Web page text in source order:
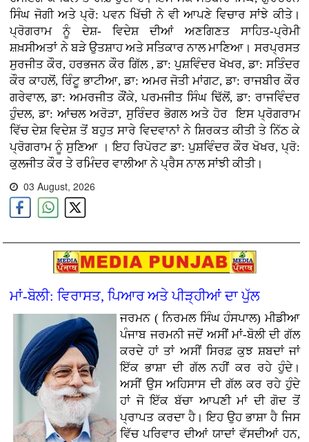
ਸਿੰਘ ਜੋਗੀ ਅਤੇ ਪ੍ਰੋ: ਪਵਨ ਖਿੱਚੀ ਨੇ ਵੀ ਆਪਣੇ ਵਿਚਾਰ ਸਾਂਝੇ ਕੀਤੇ।
ਪ੍ਰੋਗਰਾਮ ਨੂੰ ਦੇਸ਼- ਵਿਦੇਸ਼ ਦੀਆਂ ਅਣਗਿਣਤ ਸਾਹਿਤ-ਪ੍ਰੇਮੀ
ਸ਼ਖ਼ਸੀਅਤਾਂ ਨੇ ਬੜੇ ਉਤਸ਼ਾਹ ਅਤੇ ਸਤਿਕਾਰ ਨਾਲ ਮਾਣਿਆ। ਸਰਪ੍ਰਸਤ
ਸੁਰਜੀਤ ਕੌਰ, ਹਰਭਜਨ ਕੌਰ ਗਿੱਲ , ਡਾ: ਪੁਸ਼ਵਿੰਦਰ ਖੋਖਰ, ਡਾ: ਸਤਿੰਦਰ
ਕੌਰ ਕਾਹਲੋਂ, ਰਿੰਟੂ ਭਾਟੀਆ, ਡਾ: ਅਮਰ ਜੋਤੀ ਮਾਂਗਟ, ਡਾ: ਰਾਜਬੀਰ ਕੌਰ
ਗਰੇਵਾਲ, ਡਾ: ਅਮਰਜੀਤ ਕੌਂਕੇ, ਪਰਮਜੀਤ ਸਿੰਘ ਢਿੱਲੋਂ, ਡਾ: ਰਾਜਵਿੰਦਰ
ਹੁੰਦਲ, ਡਾ: ਆਂਚਲ ਅਰੋੜਾ, ਸੁਰਿੰਦਰ ਭੋਗਲ ਅਤੇ ਹੋਰ ਇਸ ਪ੍ਰੋਗਰਾਮ
ਵਿੱਚ ਦੇਸ਼ ਵਿਦੇਸ਼ ਤੋਂ ਬਹੁਤ ਸਾਰੇ ਵਿਦਵਾਨਾਂ ਨੇ ਸ਼ਿਰਕਤ ਕੀਤੀ ਤੇ ਨਿੱਠ ਕੇ
ਪ੍ਰੋਗਰਾਮ ਨੂੰ ਸੁਣਿਆ । ਇਹ ਰਿਪੋਰਟ ਡਾ: ਪੁਸ਼ਵਿੰਦਰ ਕੌਰ ਖੋਖਰ, ਪ੍ਰੋ:
ਕੁਲਜੀਤ ਕੌਰ ਤੇ ਰਮਿੰਦਰ ਵਾਲੀਆ ਨੇ ਪ੍ਰੈਸ ਨਾਲ ਸਾਂਝੀ ਕੀਤੀ।
03 August, 2026
ਮਾਂ-ਬੋਲੀ: ਵਿਰਾਸਤ, ਪਿਆਰ ਅਤੇ ਪੀੜ੍ਹੀਆਂ ਦਾ ਪੁੱਲ
ਜਰਮਨ ( ਨਿਰਮਲ ਸਿੰਘ ਹੰਸਪਾਲ) ਮੀਡੀਆ
ਪੰਜਾਬ ਜਰਮਨੀ ਜਦੋਂ ਅਸੀਂ ਮਾਂ-ਬੋਲੀ ਦੀ ਗੱਲ
ਕਰਦੇ ਹਾਂ ਤਾਂ ਅਸੀਂ ਸਿਰਫ਼ ਕੁਝ ਸ਼ਬਦਾਂ ਜਾਂ
ਇੱਕ ਭਾਸ਼ਾ ਦੀ ਗੱਲ ਨਹੀਂ ਕਰ ਰਹੇ ਹੁੰਦੇ।
ਅਸੀਂ ਉਸ ਅਹਿਸਾਸ ਦੀ ਗੱਲ ਕਰ ਰਹੇ ਹੁੰਦੇ
ਹਾਂ ਜੋ ਇੱਕ ਬੱਚਾ ਆਪਣੀ ਮਾਂ ਦੀ ਗੋਦ ਤੋਂ
ਪ੍ਰਾਪਤ ਕਰਦਾ ਹੈ। ਇਹ ਉਹ ਭਾਸ਼ਾ ਹੈ ਜਿਸ
ਵਿੱਚ ਪਰਿਵਾਰ ਦੀਆਂ ਯਾਦਾਂ ਵੱਸਦੀਆਂ ਹਨ,